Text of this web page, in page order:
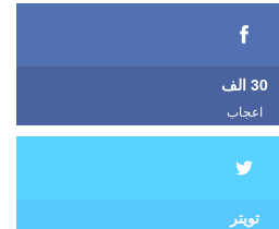
30 الف
اعجاب
تويتر